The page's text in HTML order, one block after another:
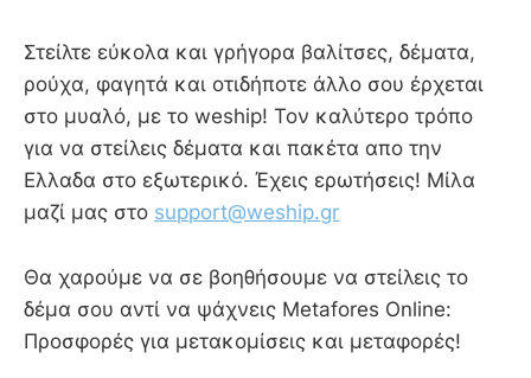
Στείλτε εύκολα και γρήγορα βαλίτσες, δέματα,
ρούχα, φαγητά και οτιδήποτε άλλο σου έρχεται
στο μυαλό, με το weship! Τον καλύτερο τρόπο
για να στείλεις δέματα και πακέτα απο την
Ελλαδα στο εξωτερικό. Έχεις ερωτήσεις! Μίλα
μαζί μας στο support@weship.gr
Θα χαρούμε να σε βοηθήσουμε να στείλεις το
δέμα σου αντί να ψάχνεις Metafores Online:
Προσφορές για μετακομίσεις και μεταφορές!